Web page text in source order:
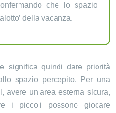
che lo spazio
della vacanza.
significa quindi dare priorità
spazio percepito. Per una
avere un’area esterna sicura,
i piccoli possono giocare